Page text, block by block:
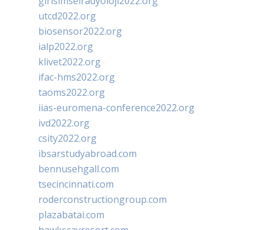
utcd2022.org
biosensor2022.org
ialp2022.org
klivet2022.org
ifac-hms2022.org
taoms2022.org
iias-euromena-conference2022.org
ivd2022.org
csity2022.org
ibsarstudyabroad.com
bennusehgall.com
tsecincinnati.com
roderconstructiongroup.com
plazabatai.com